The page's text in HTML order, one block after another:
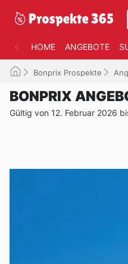
HOME ANGEBOTE
Bonprix Prospekte
BONPRIX
Gültig von 12. Februar 2026